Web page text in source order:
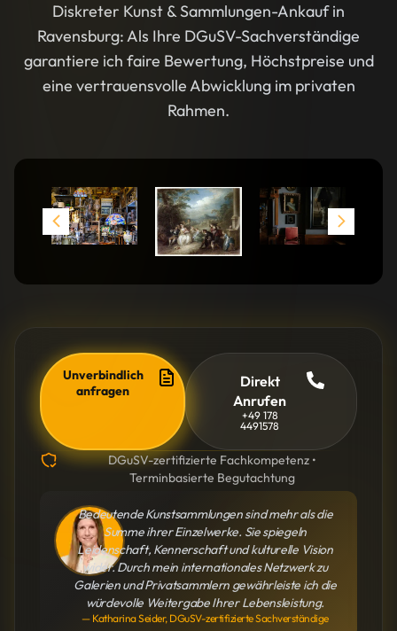
Diskreter Kunst & Sammlungen-Ankauf in
Ravensburg: Als Ihre DGuSV-Sachverständige
garantiere ich faire Bewertung, Höchstpreise und
eine vertrauensvolle Abwicklung im privaten
Rahmen.
Unverbindlich
anfragen
Direkt
Anrufen
+49 178
4491578
DGuSV-zertifizierte Fachkompetenz •
Terminbasierte Begutachtung
Bedeutende Kunstsammlungen sind mehr als die
Summe ihrer Einzelwerke. Sie spiegeln
Leidenschaft, Kennerschaft und kulturelle Vision
wider. Durch mein internationales Netzwerk zu
Galerien und Privatsammlern gewährleiste ich die
würdevolle Weitergabe Ihrer Lebensleistung.
— Katharina Seider, DGuSV-zertifizierte Sachverständige